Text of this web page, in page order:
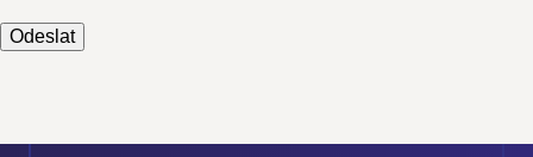
zpracováním
osobních
Odeslat
se